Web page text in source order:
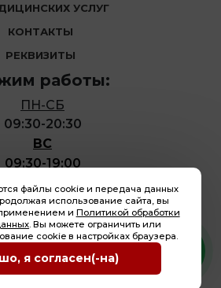
УСЛУГ
КОНТАКТЫ
РЕКВИЗИТЫ
работы:
ПН-СБ
09:30-20:30
ВС
09:30-19:00
СРЕДСТВ КИТАЙСКОЙ
МЕДИЦИНЫ
файлы cookie и передача данных
использование сайта, вы
и Политикой обработки
. Вы можете ограничить или
cookie в настройках браузера.
я согласен(-на)